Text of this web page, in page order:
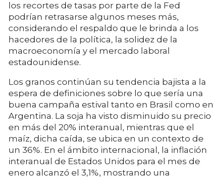
los recortes de tasas por parte de la Fed
podrían retrasarse algunos meses más,
considerando el respaldo que le brinda a los
hacedores de la política, la solidez de la
macroeconomía y el mercado laboral
estadounidense.
Los granos continúan su tendencia bajista a la
espera de definiciones sobre lo que sería una
buena campaña estival tanto en Brasil como en
Argentina. La soja ha visto disminuido su precio
en más del 20% interanual, mientras que el
maíz, dicha caída, se ubica en un contexto de
un 36%. En el ámbito internacional, la inflación
interanual de Estados Unidos para el mes de
enero alcanzó el 3,1%, mostrando una